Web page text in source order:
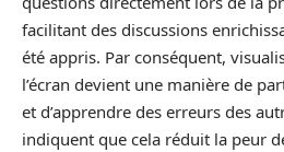
facilitant des discussions
été appris. Par conséquent,
l’écran devient une manière de
et d’apprendre des erreurs des
indiquent que cela réduit la peur